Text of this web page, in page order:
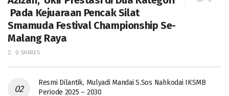
Pada Kejuaraan Pencak Silat
Smamuda Festival Championship Se-
Malang Raya
0 SHARES
Resmi Dilantik, Mulyadi Mandai S.Sos Nahkodai IKSMB
Periode 2025 – 2030